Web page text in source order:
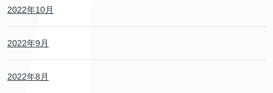
2022年10月
2022年9月
2022年8月